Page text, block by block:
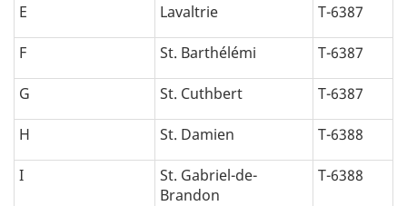
E Lavaltrie T-6387
F St. Barthélémi T-6387
G St. Cuthbert T-6387
H St. Damien T-6388
I
St. Gabriel-de-
Brandon
T-6388